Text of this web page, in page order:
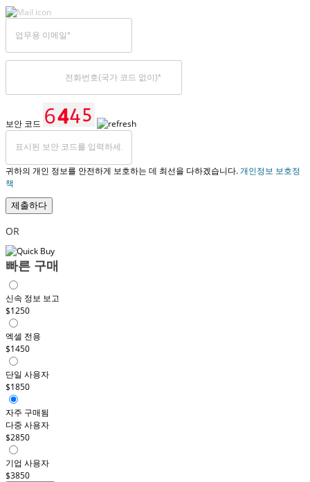
보안 코드
귀하의 개인 정보를 안전하게 보호하는 데 최선을 다하겠습니다.개인정보 보호정
책
제출하다
OR
빠른 구매
신속 정보 보고
$1250
엑셀 전용
$1450
단일 사용자
$1850
자주 구매됨
다중 사용자
$2850
기업 사용자
$3850